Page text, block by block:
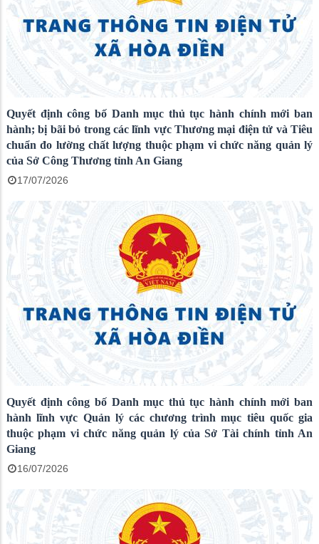
Quyết định công bố Danh mục thủ tục hành chính mới ban
hành; bị bãi bỏ trong các lĩnh vực Thương mại điện tử và Tiêu
chuẩn đo lường chất lượng thuộc phạm vi chức năng quản lý
của Sở Công Thương tỉnh An Giang
17/07/2026
Quyết định công bố Danh mục thủ tục hành chính mới ban
hành lĩnh vực Quản lý các chương trình mục tiêu quốc gia
thuộc phạm vi chức năng quản lý của Sở Tài chính tỉnh An
Giang
16/07/2026